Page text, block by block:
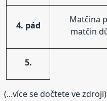
4. pád
Matčina
matčin
5.
(...více se dočtete ve zdroji)